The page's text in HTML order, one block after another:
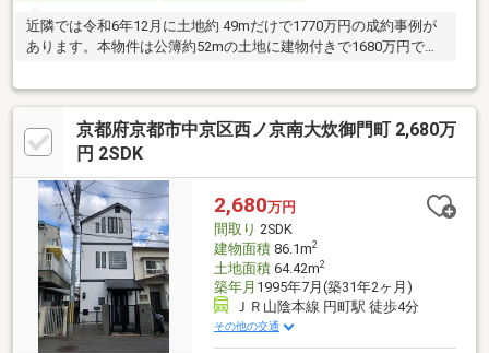
近隣では令和6年12月に土地約 49mだけで1770万円の成約事例が
あります。本物件は公簿約52mの土地に建物付きで1680万円で
京都府京都市中京区西ノ京南大炊御門町 2,680万
円 2SDK
2,680万円
間取り 2SDK
建物面積86.1m2
土地面積64.42m2
築年月 1995年7月(築31年2ヶ月)
ＪＲ山陰本線 円町駅 徒歩4分
その他の交通